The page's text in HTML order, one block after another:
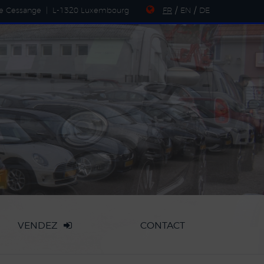
Cessange L-1320 Luxembourg FR / EN / DE
VENDEZ CONTACT